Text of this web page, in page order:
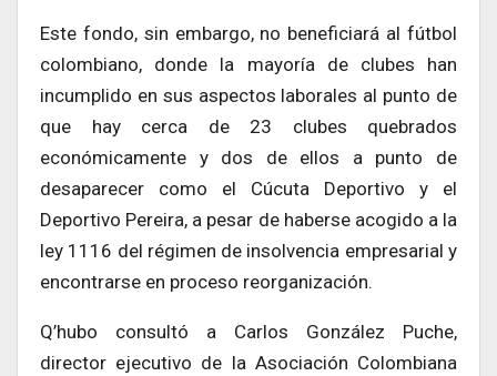
Este fondo, sin embargo, no beneficiará al fútbol
colombiano, donde la mayoría de clubes han
incumplido en sus aspectos laborales al punto de
que hay cerca de 23 clubes quebrados
económicamente y dos de ellos a punto de
desaparecer como el Cúcuta Deportivo y el
Deportivo Pereira, a pesar de haberse acogido a la
ley 1116 del régimen de insolvencia empresarial y
encontrarse en proceso reorganización.
Q’hubo consultó a Carlos González Puche,
director ejecutivo de la Asociación Colombiana